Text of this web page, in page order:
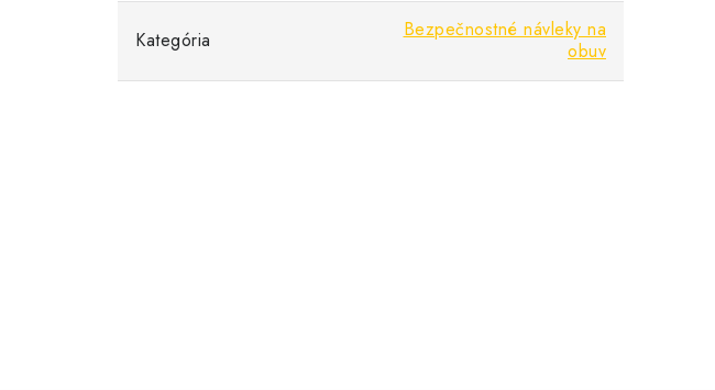
Kategória
Bezpečnostné návleky na
obuv